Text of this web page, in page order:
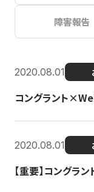
障害報告
2020.08.01
コングラント
2020.08.01
【重要】コングラ